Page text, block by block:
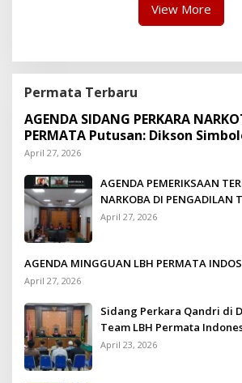
View More
Permata Terbaru
AGENDA SIDANG PERKARA
PERMATA Putusan: Dikson
Tahun Penjara
April 27, 2026
AGENDA PEMERIKSAAN
NARKOBA DI PENGADILAN
April 27, 2026
AGENDA MINGGUAN LBH PERMATA
April 27, 2026
Sidang Perkara Qandri di
Team LBH Permata
April 23, 2026